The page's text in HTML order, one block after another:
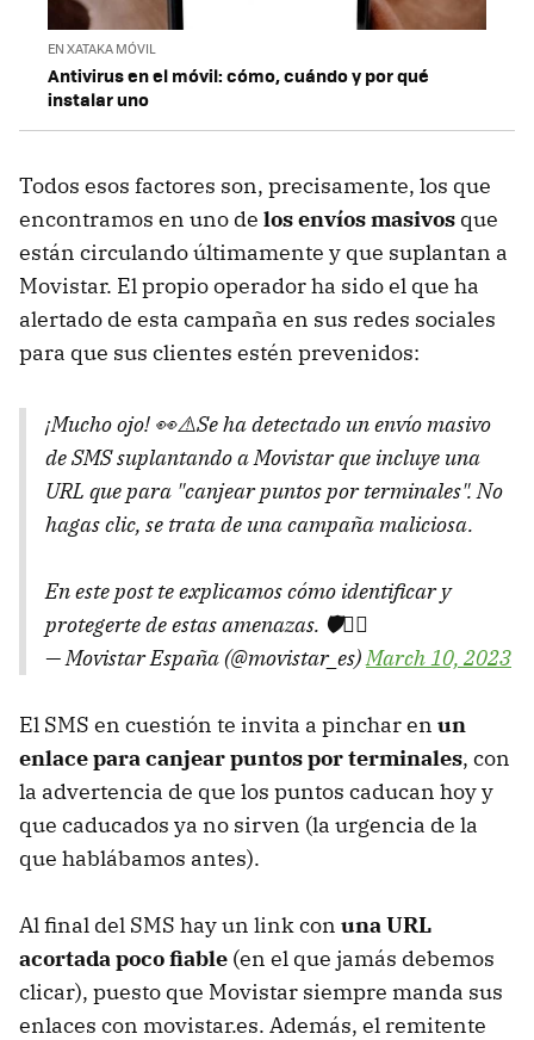
EN XATAKA MÓVIL
Antivirus en el móvil: cómo, cuándo y por qué
instalar uno
Todos esos factores son, precisamente, los que
encontramos en uno de los envíos masivos que
están circulando últimamente y que suplantan a
Movistar. El propio operador ha sido el que ha
alertado de esta campaña en sus redes sociales
para que sus clientes estén prevenidos:
¡Mucho ojo! 👀⚠️Se ha detectado un envío masivo
de SMS suplantando a Movistar que incluye una
URL que para "canjear puntos por terminales". No
hagas clic, se trata de una campaña maliciosa.
En este post te explicamos cómo identificar y
protegerte de estas amenazas. 🛡️👇🏻
— Movistar España (@movistar_es)March 10, 2023
El SMS en cuestión te invita a pinchar en un
enlace para canjear puntos por terminales, con
la advertencia de que los puntos caducan hoy y
que caducados ya no sirven (la urgencia de la
que hablábamos antes).
Al final del SMS hay un link con una URL
acortada poco fiable (en el que jamás debemos
clicar), puesto que Movistar siempre manda sus
enlaces con movistar.es. Además, el remitente